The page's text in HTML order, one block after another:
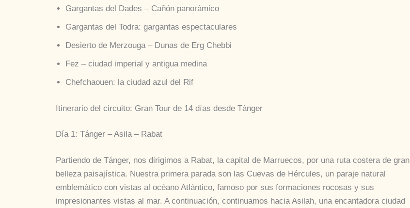
Gargantas del Dades – Cañón panorámico
Gargantas del Todra: gargantas espectaculares
Desierto de Merzouga – Dunas de Erg Chebbi
Fez – ciudad imperial y antigua medina
Chefchaouen: la ciudad azul del Rif
Itinerario del circuito: Gran Tour de 14 días desde Tánger
Día 1: Tánger – Asila – Rabat
Partiendo de Tánger, nos dirigimos a Rabat, la capital de Marruecos, por una ruta costera de gran
belleza paisajística. Nuestra primera parada son las Cuevas de Hércules, un paraje natural
emblemático con vistas al océano Atlántico, famoso por sus formaciones rocosas y sus
impresionantes vistas al mar. A continuación, continuamos hacia Asilah, una encantadora ciudad